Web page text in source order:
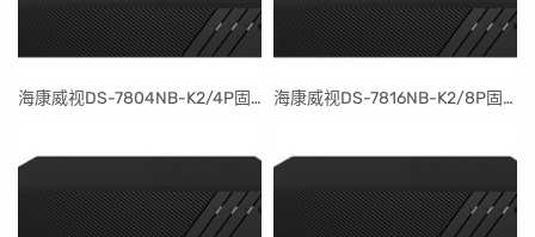
​海康威视DS-7804NB-K2/4P固件升级包V4.30.097build240401 ​海康威视DS-7816NB-K2/8P固件升级包V4.30.097build240401